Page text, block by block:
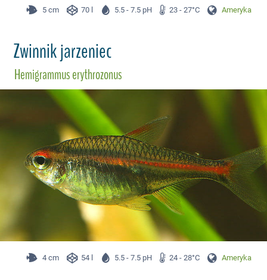
5 cm 70 l 5.5 - 7.5 pH 23 - 27°C Ameryka Płd.
Zwinnik jarzeniec
Hemigrammus erythrozonus
4 cm 54 l 5.5 - 7.5 pH 24 - 28°C Ameryka Płd.